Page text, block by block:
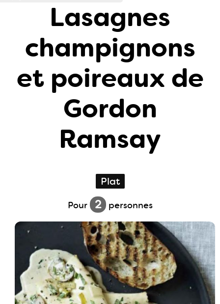
Lasagnes
champignons
et poireaux de
Gordon
Ramsay
Plat
Pour 2 personnes